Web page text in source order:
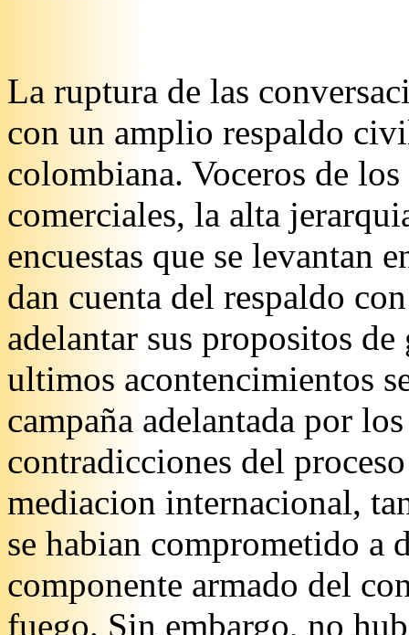
La ruptura de las
con un amplio respaldo
colombiana. Voceros de
comerciales, la alta
encuestas que se levantan
dan cuenta del respaldo
adelantar sus propositos
ultimos acontencimientos
campaña adelantada por
contradicciones del
mediacion internacional,
se habian comprometido a
componente armado del
fuego. Sin embargo, no